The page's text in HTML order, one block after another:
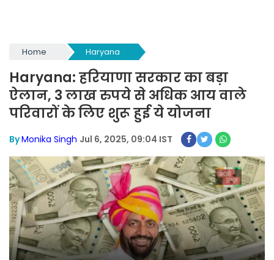
Home Haryana
Haryana: हरियाणा सरकार का बड़ा
ऐलान, 3 लाख रुपये से अधिक आय वाले
परिवारों के लिए शुरू हुई ये योजना
ByMonika Singh Jul 6, 2025, 09:04 IST